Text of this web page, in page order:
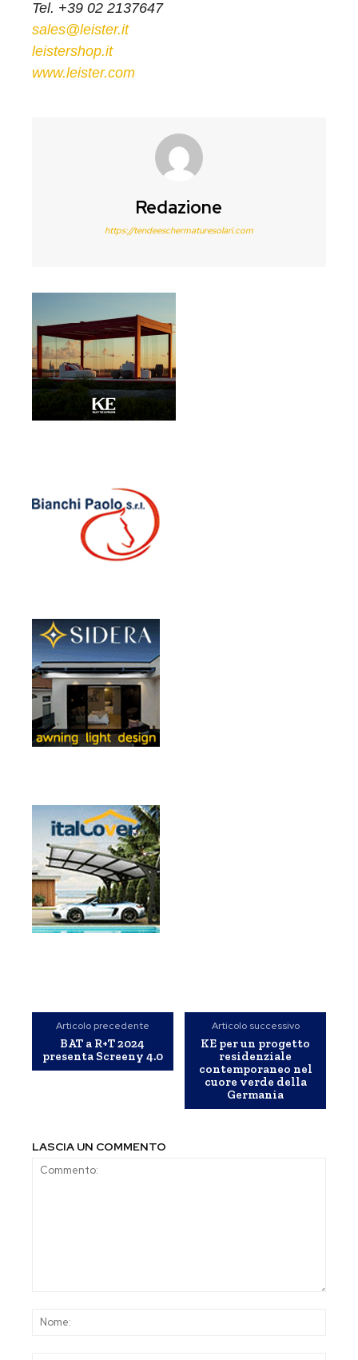
Tel. +39 02 2137647
sales@leister.it
leistershop.it
www.leister.com
Redazione
https://tendeeschermaturesolari.com
Articolo precedente
BAT a R+T 2024
presenta Screeny 4.0
Articolo successivo
KE per un progetto
residenziale
contemporaneo nel
cuore verde della
Germania
LASCIA UN COMMENTO